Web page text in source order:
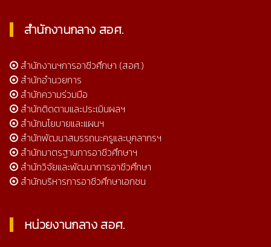
สำนักงานกลาง สอศ.
สำนักงานฯการอาชีวศึกษา (สอศ.)
สำนักอำนวยการ
สำนักความร่วมมือ
สำนักติดตามและประเมินผลฯ
สำนักนโยบายและแผนฯ
สำนักพัฒนาสมรรถนะครูและบุคลากรฯ
สำนักมาตรฐานการอาชีวศึกษาฯ
สำนักวิจัยและพัฒนาการอาชีวศึกษา
สำนักบริหารการอาชีวศึกษาเอกชน
หน่วยงานกลาง สอศ.